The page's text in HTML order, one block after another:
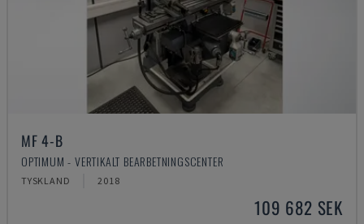
MF 4-B
OPTIMUM - VERTIKALT BEARBETNINGSCENTER
TYSKLAND 2018
109 682 SEK